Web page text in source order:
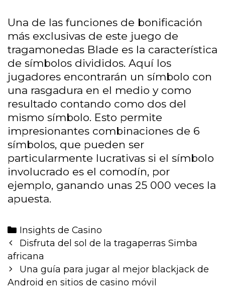
Una de las funciones de bonificación
más exclusivas de este juego de
tragamonedas Blade es la característica
de símbolos divididos. Aquí los
jugadores encontrarán un símbolo con
una rasgadura en el medio y como
resultado contando como dos del
mismo símbolo. Esto permite
impresionantes combinaciones de 6
símbolos, que pueden ser
particularmente lucrativas si el símbolo
involucrado es el comodín, por
ejemplo, ganando unas 25 000 veces la
apuesta.
Categories
Insights de Casino
Post
navigation
Disfruta del sol de la tragaperras Simba
africana
Una guía para jugar al mejor blackjack de
Android en sitios de casino móvil